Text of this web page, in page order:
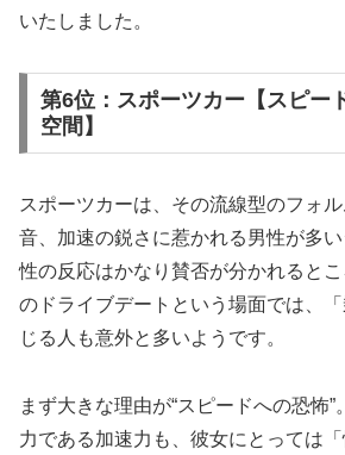
いたしました。
第6位：スポーツカー【スピー
空間】
スポーツカーは、その流線型のフォ
音、加速の鋭さに惹かれる男性が多
性の反応はかなり賛否が分かれると
のドライブデートという場面では、
じる人も意外と多いようです。
まず大きな理由が“スピードへの恐怖
力である加速力も、彼女にとっては